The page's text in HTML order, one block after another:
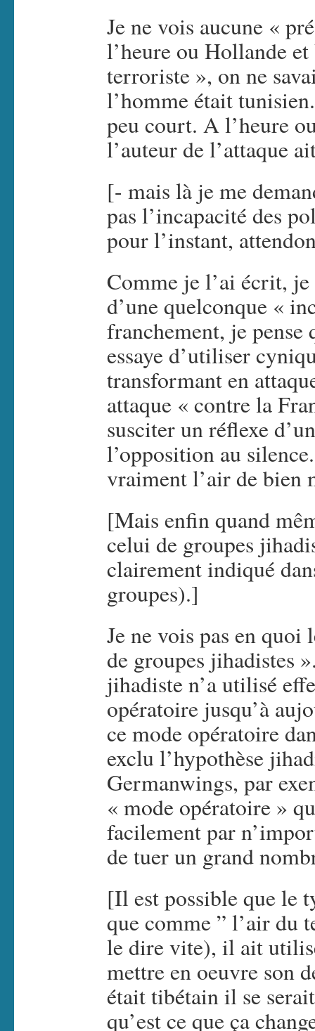
Je ne vois aucune «
l’heure ou Hollande
terroriste », on ne
l’homme était
peu court. A l’heure
l’auteur de l’attaque
[- mais là je me
pas l’incapacité des
pour l’instant,
Comme je l’ai écrit, je
d’une quelconque «
franchement, je
essaye d’utiliser
transformant en
attaque « contre la
susciter un réflexe
l’opposition au
vraiment l’air de bien
[Mais enfin quand
celui de groupes
clairement indiqué
groupes).]
Je ne vois pas en
de groupes jihadistes
jihadiste n’a utilisé
opératoire jusqu’à
ce mode opératoire
exclu l’hypothèse
Germanwings, par
« mode opératoire »
facilement par
de tuer un grand
[Il est possible que le
que comme ” l’air du
le dire vite), il ait
mettre en oeuvre son
était tibétain il se
qu’est ce que ça